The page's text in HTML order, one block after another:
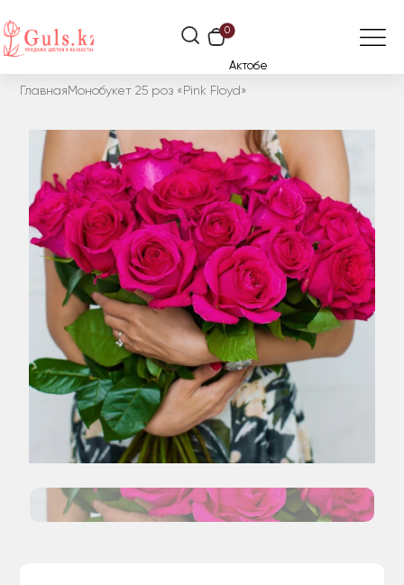
0
Актобе
Главная Монобукет 25 роз «Pink Floyd»